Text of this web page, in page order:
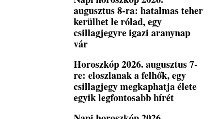
augusztus 8-ra: hatalmas teher
kerülhet le rólad, egy
csillagjegyre igazi aranynap
vár
Horoszkóp 2026. augusztus 7-
re: eloszlanak a felhők, egy
csillagjegy megkaphatja élete
egyik legfontosabb hírét